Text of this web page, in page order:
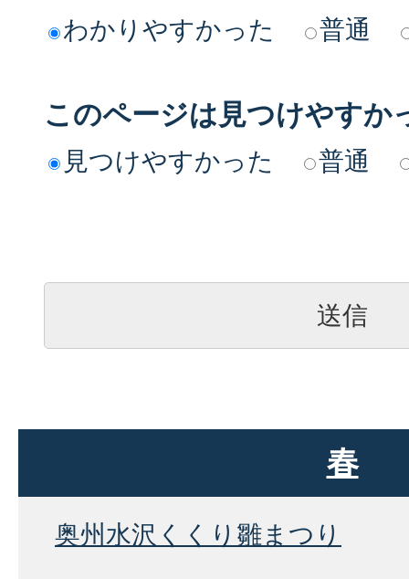
わかりやすかった 普通
このページは見つけやすか
見つけやすかった 普通
春
奥州水沢くくり雛まつり